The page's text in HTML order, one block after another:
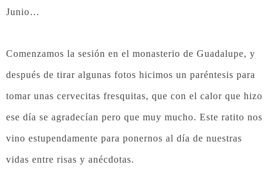
Junio…
Comenzamos la sesión en el monasterio de Guadalupe, y
después de tirar algunas fotos hicimos un paréntesis para
tomar unas cervecitas fresquitas, que con el calor que hizo
ese día se agradecían pero que muy mucho. Este ratito nos
vino estupendamente para ponernos al día de nuestras
vidas entre risas y anécdotas.